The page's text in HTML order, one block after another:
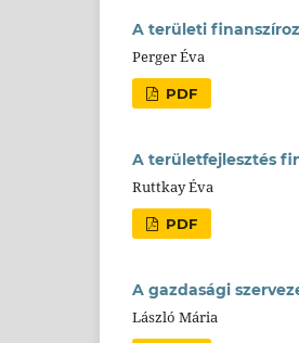
A területi
Perger Éva
PDF
A területfejlesztés
Ruttkay Éva
PDF
A gazdasági
László Mária